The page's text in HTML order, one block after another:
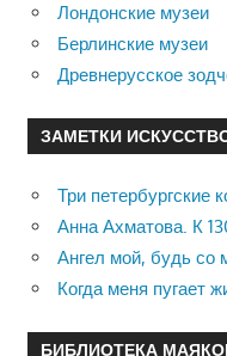
Лондонские музеи
Берлинские музеи
Древнерусское
ЗАМЕТКИ
Три петербургские
Анна Ахматова. К
Ангел мой, будь со
Когда меня пугает
БИБЛИОТЕКА